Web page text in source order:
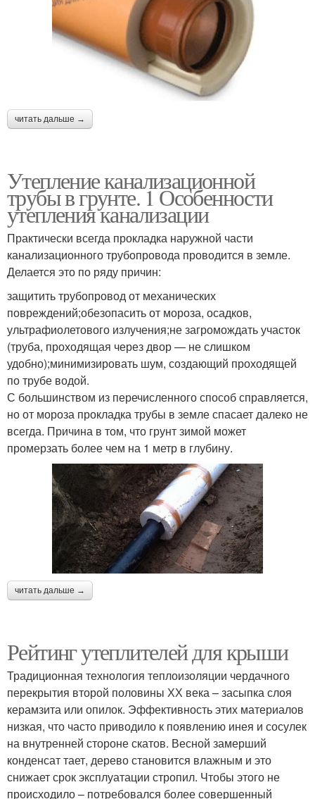
читать дальше →
Утепление канализационной
трубы в грунте. 1 Особенности
утепления канализации
Практически всегда прокладка наружной части
канализационного трубопровода проводится в земле.
Делается это по ряду причин:
защитить трубопровод от механических
повреждений;обезопасить от мороза, осадков,
ультрафиолетового излучения;не загромождать участок
(труба, проходящая через двор — не слишком
удобно);минимизировать шум, создающий проходящей
по трубе водой.
С большинством из перечисленного способ справляется,
но от мороза прокладка трубы в земле спасает далеко не
всегда. Причина в том, что грунт зимой может
промерзать более чем на 1 метр в глубину.
читать дальше →
Рейтинг утеплителей для крыши
Традиционная технология теплоизоляции чердачного
перекрытия второй половины ХХ века – засыпка слоя
керамзита или опилок. Эффективность этих материалов
низкая, что часто приводило к появлению инея и сосулек
на внутренней стороне скатов. Весной замерший
конденсат тает, дерево становится влажным и это
снижает срок эксплуатации стропил. Чтобы этого не
происходило – потребовался более совершенный